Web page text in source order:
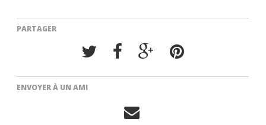
PARTAGER
ENVOYER À UN AMI